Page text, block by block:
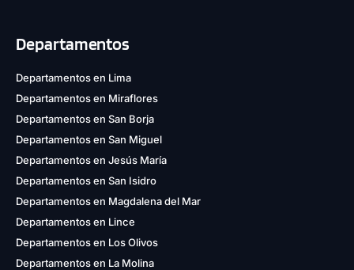
Departamentos
Departamentos en Lima
Departamentos en Miraflores
Departamentos en San Borja
Departamentos en San Miguel
Departamentos en Jesús María
Departamentos en San Isidro
Departamentos en Magdalena del Mar
Departamentos en Lince
Departamentos en Los Olivos
Departamentos en La Molina